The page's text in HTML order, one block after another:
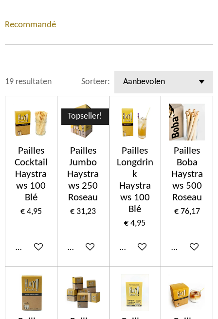
Recommandé
19 resultaten Sorteer:
Pailles
Cocktail
Haystra
ws 100
Blé
€ 4,95
In winkelwagen
Topseller!
Pailles
Jumbo
Haystra
ws 250
Roseau
€ 31,23
In winkelwagen
Pailles
Longdrin
k
Haystra
ws 100
Blé
€ 4,95
In winkelwagen
Pailles
Boba
Haystra
ws 500
Roseau
€ 76,17
In